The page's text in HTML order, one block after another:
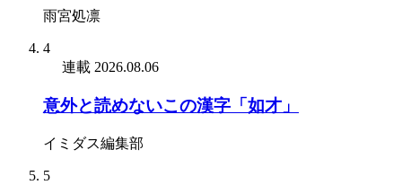
雨宮処凛
4
連載 2026.08.06
意外と読めないこの漢字「如才」
イミダス編集部
5